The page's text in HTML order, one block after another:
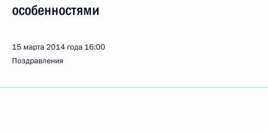
особенностями
15 марта 2014 года 16:00
Поздравления